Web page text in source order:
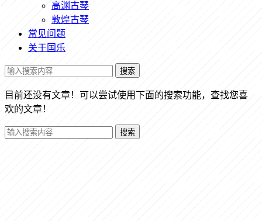
高渊古琴
敦煌古琴
常见问题
关于国乐
搜索
目前还没有文章！可以尝试使用下面的搜索功能，查找您喜
欢的文章！
搜索